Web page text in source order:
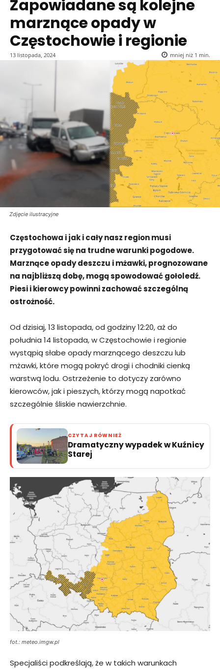
Zapowiadane są kolejne
marznące opady w
Częstochowie i regionie
13 listopada, 2024 mniej niż 1 min.
Zdjęcie ilustracyjne
Częstochowa i jak i cały nasz region musi
przygotować się na trudne warunki pogodowe.
Marznące opady deszczu i mżawki, prognozowane
na najbliższą dobę, mogą spowodować gołoledź.
Piesi i kierowcy powinni zachować szczególną
ostrożność.
Od dzisiaj, 13 listopada, od godziny 12:20, aż do
południa 14 listopada, w Częstochowie i regionie
wystąpią słabe opady marznącego deszczu lub
mżawki, które mogą pokryć drogi i chodniki cienką
warstwą lodu. Ostrzeżenie to dotyczy zarówno
kierowców, jak i pieszych, którzy mogą napotkać
szczególnie śliskie nawierzchnie.
CZYTAJ RÓWNIEŻ
Dramatyczny wypadek w Kuźnicy
Starej
fot.: meteo.imgw.pl
Specjaliści podkreślają, że w takich warunkach